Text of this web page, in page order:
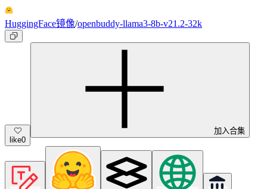
HuggingFace镜像/openbuddy-llama3-8b-v21.2-32k
like0
加入合集